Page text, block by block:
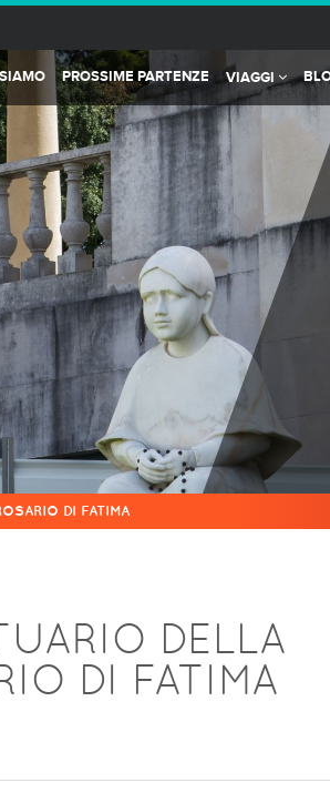
PROSSIME PARTENZE VIAGGI
DI FATIMA
DELLA
DI FATIMA